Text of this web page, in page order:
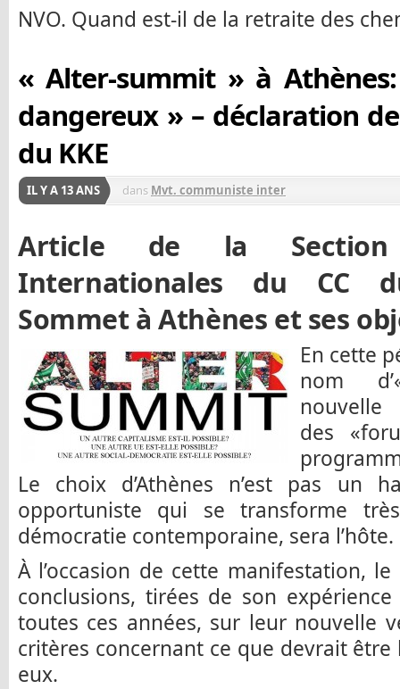
NVO. Quand est-il de la retraite des
« Alter-summit » à
dangereux » – déclaration
du KKE
IL Y A 13 ANS dans Mvt. communiste inter
Article de la Section
Internationales du CC
Sommet à Athènes et ses
En cette
nom
des
Le choix d’Athènes n’est pas un
opportuniste qui se transforme
démocratie contemporaine, sera l’hôte.
À l’occasion de cette manifestation,
conclusions, tirées de son
toutes ces années, sur leur nouvelle
critères concernant ce que devrait
eux.